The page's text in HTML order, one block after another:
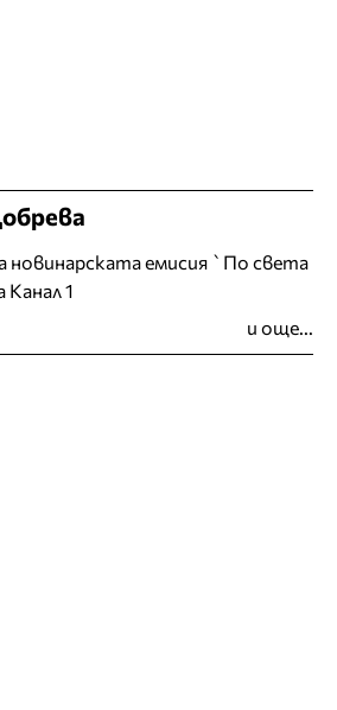
новинарската емисия `По света
Канал 1
и още...